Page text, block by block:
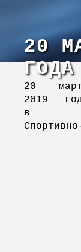
20
20
2019
в